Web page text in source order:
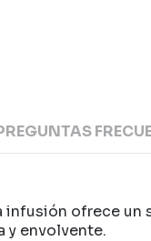
infusión ofrece un
y envolvente.